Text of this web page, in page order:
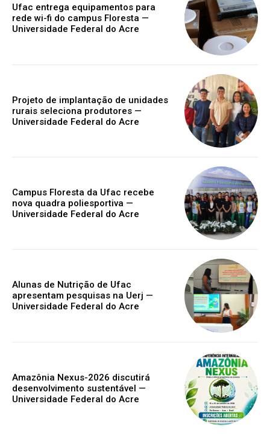
Ufac entrega equipamentos para
rede wi-fi do campus Floresta —
Universidade Federal do Acre
Projeto de implantação de unidades
rurais seleciona produtores —
Universidade Federal do Acre
Campus Floresta da Ufac recebe
nova quadra poliesportiva —
Universidade Federal do Acre
Alunas de Nutrição de Ufac
apresentam pesquisas na Uerj —
Universidade Federal do Acre
Amazônia Nexus-2026 discutirá
desenvolvimento sustentável —
Universidade Federal do Acre